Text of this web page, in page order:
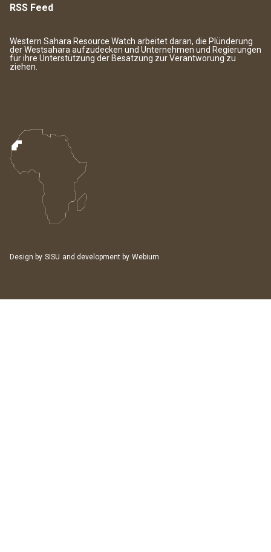
RSS Feed
Western Sahara Resource Watch arbeitet daran, die Plünderung
der Westsahara aufzudecken und Unternehmen und Regierungen
für ihre Unterstützung der Besatzung zur Verantworung zu
ziehen.
Design by SISU and development by Webium